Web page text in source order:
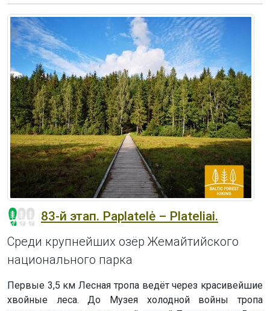
83-й этап. Paplatelė – Plateliai.
Среди крупнейших озёр Жемайтийского
национального парка
Первые 3,5 км Лесная тропа ведёт через красивейшие
хвойные леса. До Музея холодной войны тропа